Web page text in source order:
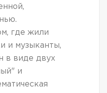
где жили
и музыканты,
в виде двух
и